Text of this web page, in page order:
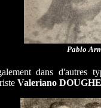
Pablo
dans
Valeriano